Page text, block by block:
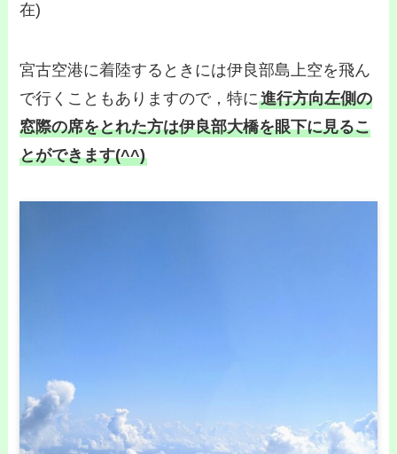
在)
宮古空港に着陸するときには伊良部島上空を飛ん
で行くこともありますので，特に進行方向左側の
窓際の席をとれた方は伊良部大橋を眼下に見るこ
とができます(^^)